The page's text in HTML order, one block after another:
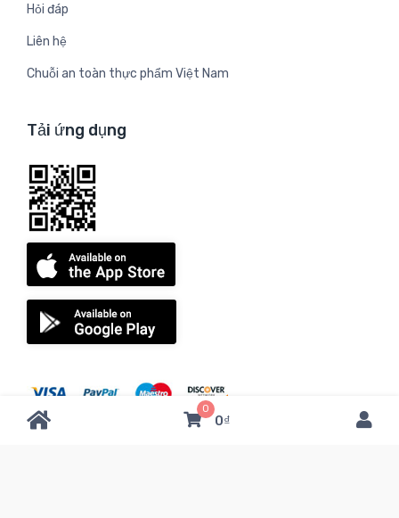
Hỏi đáp
Liên hệ
Chuỗi an toàn thực phẩm Việt Nam
Tải ứng dụng
0
0₫